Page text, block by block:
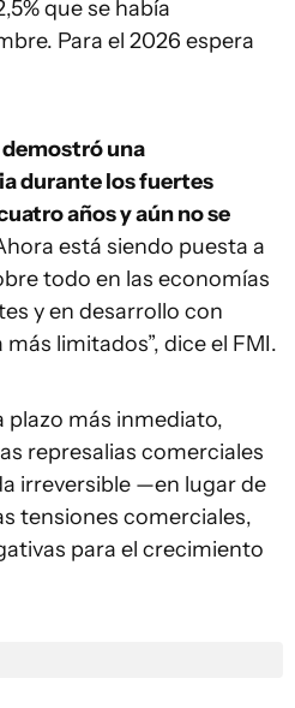
que se había
Para el 2026 espera
una
durante los fuertes
años y aún no se
está siendo puesta a
todo en las economías
y en desarrollo con
limitados”, dice el FMI.
plazo más inmediato,
represalias comerciales
irreversible —en lugar de
tensiones comerciales,
para el crecimiento